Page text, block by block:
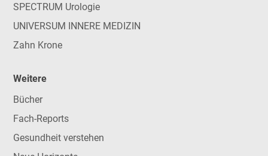
SPECTRUM Urologie
UNIVERSUM INNERE MEDIZIN
Zahn Krone
Weitere
Bücher
Fach-Reports
Gesundheit verstehen